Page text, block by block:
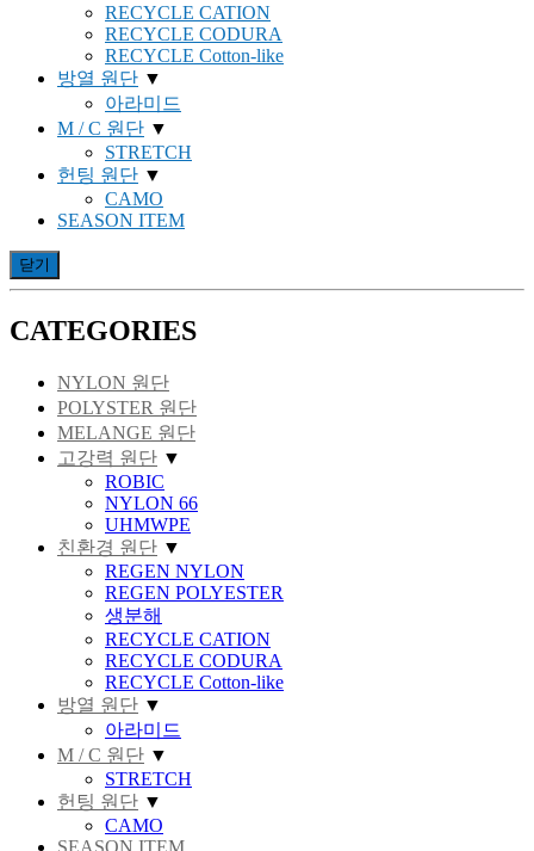
RECYCLE CATION
RECYCLE CODURA
RECYCLE Cotton-like
방열 원단 ▼
아라미드
M / C 원단 ▼
STRETCH
헌팅 원단 ▼
CAMO
SEASON ITEM
닫기
CATEGORIES
NYLON 원단
POLYSTER 원단
MELANGE 원단
고강력 원단 ▼
ROBIC
NYLON 66
UHMWPE
친환경 원단 ▼
REGEN NYLON
REGEN POLYESTER
생분해
RECYCLE CATION
RECYCLE CODURA
RECYCLE Cotton-like
방열 원단 ▼
아라미드
M / C 원단 ▼
STRETCH
헌팅 원단 ▼
CAMO
SEASON ITEM